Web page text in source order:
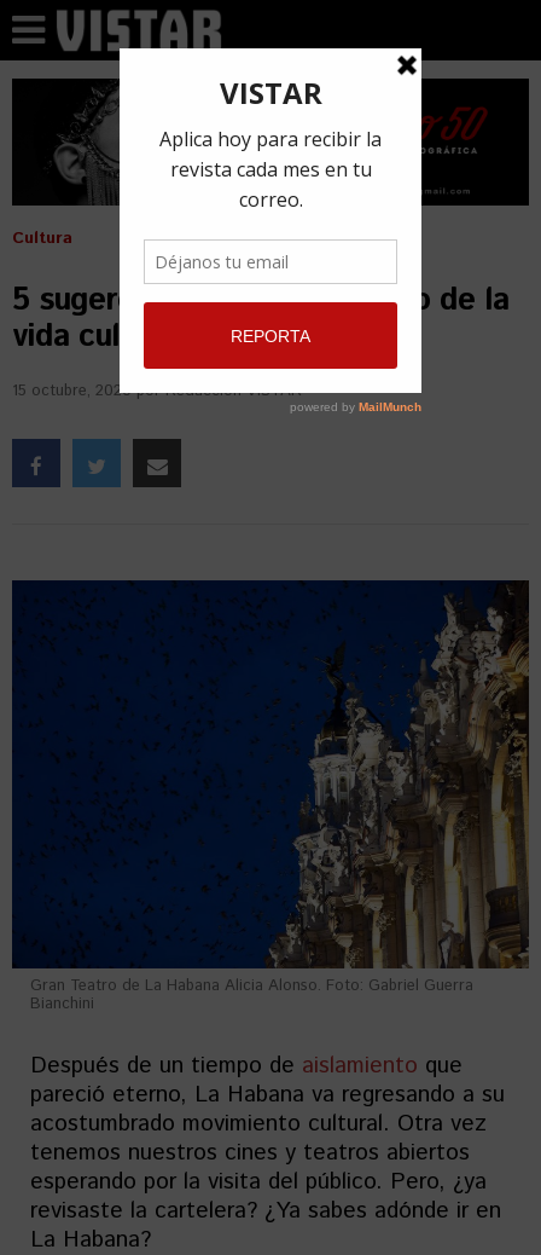
Cultura
5 sugerencias para el regreso de la
vida cultural en La Habana
15 octubre, 2020 porRedacción VISTAR
Gran Teatro de La Habana Alicia Alonso. Foto: Gabriel Guerra
Bianchini
Después de un tiempo de aislamiento que
pareció eterno, La Habana va regresando a su
acostumbrado movimiento cultural. Otra vez
tenemos nuestros cines y teatros abiertos
esperando por la visita del público. Pero, ¿ya
revisaste la cartelera? ¿Ya sabes adónde ir en
La Habana?